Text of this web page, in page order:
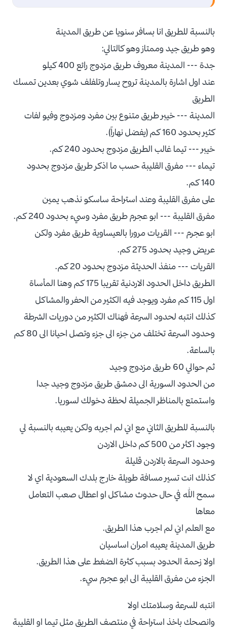
بالنسبة للطريق انا بسافر سنويا عن طريق المدينة
وهو طريق جيد وممتاز وهو كالتالي:
جدة --- المدينة معروف طريق مزدوج رائع 400 كيلو
عند اول اشارة بالمدينة تروح يسار وتلفلف شوي بعدين تمسك
الطريق
المدينة --- خيبر طريق متنوع بين مفرد ومزدوج وفيو لفات
كثير بحدود 160 كم (يفضل نهاراً).
خيبر --- تيما غالب الطريق مزدوج بحدود 240 كم.
تيماء --- مفرق القليبة حسب ما اذكر طريق مزدوج بحدود
140 كم.
على مفرق القليبة وعند استراحة ساسكو نذهب يمين
مفرق القليبة --- ابو عجرم طريق مفرد وسيء بحدود 240 كم.
ابو عجرم --- القريات مرورا بالعيساوية طريق مفرد ولكن
عريض وجيد بحدود 275 كم.
القريات --- منفذ الحديثة مزدوج بحدود 20 كم.
الطريق داخل الحدود الاردنية تقريبا 175 كم وهنا المأساة
اول 115 كم مفرد ويوجد فيه الكثير من الحفر والمشاكل
كذلك انتبه لحدود السرعة فهناك الكثير من دوريات الشرطة
وحدود السرعة تختلف من جزء الى جزء وتصل احيانا الى 80 كم
بالساعة.
ثم حوالي 60 طريق مزدوج وجيد
من الحدود السورية الى دمشق طريق مزدوج وجيد جدا
واستمتع بالمناظر الجميلة لحظة دخولك لسوريا.
بالنسبة للطريق الثاني مع اني لم اجربه ولكن يعيبه بالنسبة لي
وجود اكثر من 500 كم داخل الاردن
وحدود السرعة بالاردن قليلة
كذلك انت تسير مسافة طويلة خارج بلدك السعودية اي لا
سمح الله في حال حدوث مشاكل او اعطال صعب التعامل
معاها
مع العلم اني لم اجرب هذا الطريق.
طريق المدينة يعيبه امران اساسيان
اولا زحمة الحدود بسبب كثرة الضغط على هذا الطريق.
الجزء من مفرق القليبة الى ابو عجرم سيء.
انتبه للسرعة وسلامتك اولا
وانصحك باخذ استراحة في منتصف الطريق مثل تيما او القليبة